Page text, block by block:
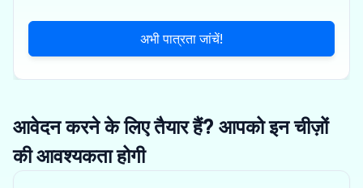
अभी पात्रता जांचें!
आवेदन करने के लिए तैयार हैं? आपको इन चीज़ों
की आवश्यकता होगी